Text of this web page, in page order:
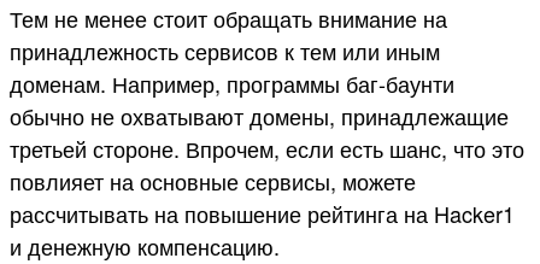
Тем не менее стоит обращать внимание на
принадлежность сервисов к тем или иным
доменам. Например, программы баг-баунти
обычно не охватывают домены, принадлежащие
третьей стороне. Впрочем, если есть шанс, что это
повлияет на основные сервисы, можете
рассчитывать на повышение рейтинга на Hacker1
и денежную компенсацию.